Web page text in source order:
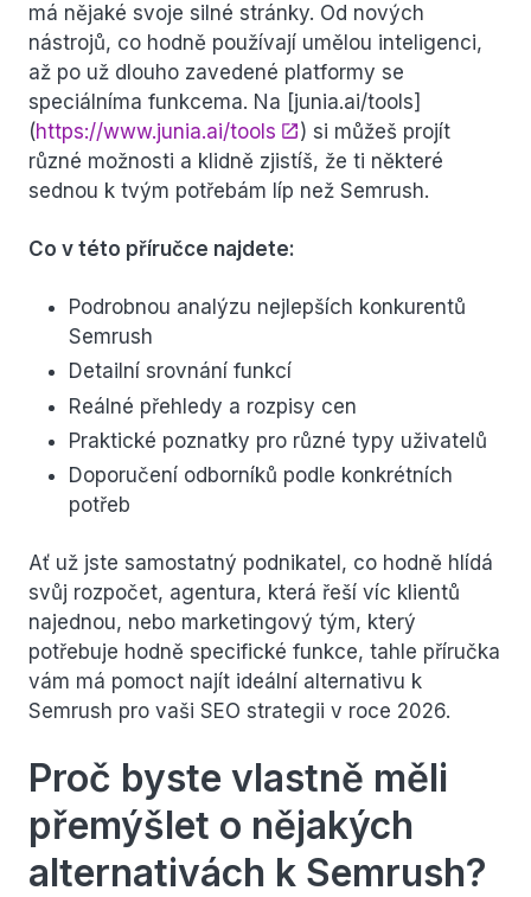
má nějaké svoje silné stránky. Od nových
nástrojů, co hodně používají umělou inteligenci,
až po už dlouho zavedené platformy se
speciálníma funkcema. Na [junia.ai/tools]
(https://www.junia.ai/tools
) si můžeš projít
různé možnosti a klidně zjistíš, že ti některé
sednou k tvým potřebám líp než Semrush.
Co v této příručce najdete:
Podrobnou analýzu nejlepších konkurentů
Semrush
Detailní srovnání funkcí
Reálné přehledy a rozpisy cen
Praktické poznatky pro různé typy uživatelů
Doporučení odborníků podle konkrétních
potřeb
Ať už jste samostatný podnikatel, co hodně hlídá
svůj rozpočet, agentura, která řeší víc klientů
najednou, nebo marketingový tým, který
potřebuje hodně specifické funkce, tahle příručka
vám má pomoct najít ideální alternativu k
Semrush pro vaši SEO strategii v roce 2026.
Proč byste vlastně měli
přemýšlet o nějakých
alternativách k Semrush?